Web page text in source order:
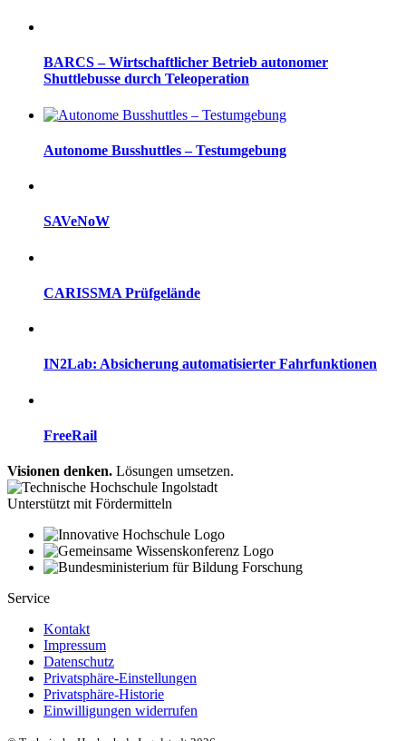
BARCS – Wirtschaftlicher Betrieb autonomer
Shuttlebusse durch Teleoperation
Autonome Busshuttles – Testumgebung
SAVeNoW
CARISSMA Prüfgelände
IN2Lab: Absicherung automatisierter Fahrfunktionen
FreeRail
Visionen denken. Lösungen umsetzen.
Unterstützt mit Fördermitteln
Service
Kontakt
Impressum
Datenschutz
Privatsphäre-Einstellungen
Privatsphäre-Historie
Einwilligungen widerrufen